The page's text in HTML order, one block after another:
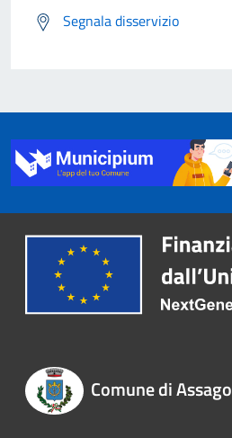
Segnala disservizio
Comune di Assago